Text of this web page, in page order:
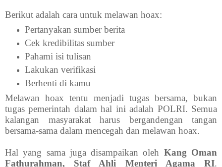
Berikut adalah cara untuk melawan hoax:
Pertanyakan sumber berita
Cek kredibilitas sumber
Pahami isi tulisan
Lakukan verifikasi
Berhenti di kamu
Melawan hoax tentu menjadi tugas bersama, bukan
tugas pemerintah dalam hal ini adalah POLRI. Semua
kalangan masyarakat harus bergandengan tangan
bersama-sama dalam mencegah dan melawan hoax.
Hal yang sama juga disampaikan oleh Kang Oman
Fathurahman, Staf Ahli Menteri Agama RI.